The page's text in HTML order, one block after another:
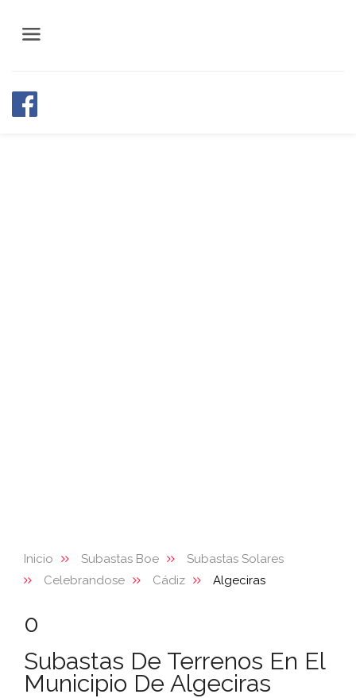
Inicio Subastas Boe
Subastas Solares
Celebrandose
Cádiz Algeciras
0
Subastas De Terrenos En El
Municipio De Algeciras